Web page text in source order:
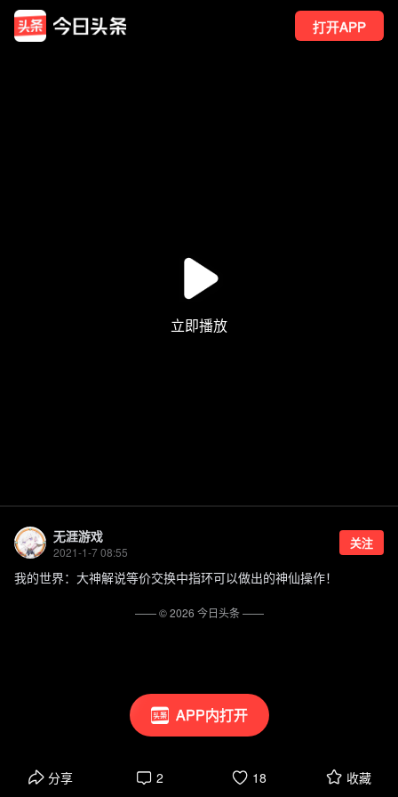
打开APP
APP内打开
无涯游戏
2021-1-7 08:55
关注
我的世界：大神解说等价交换中指环可以做出的神仙操作！
分享 2 18 收藏
—— ©2026 今日头条——